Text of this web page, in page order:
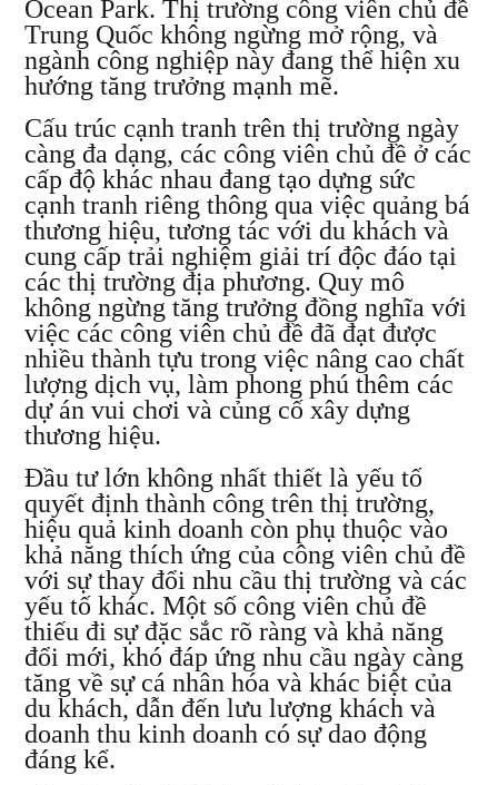
Ocean Park. Thị trường công viên chủ đề
Trung Quốc không ngừng mở rộng, và
ngành công nghiệp này đang thể hiện xu
hướng tăng trưởng mạnh mẽ.
Cấu trúc cạnh tranh trên thị trường ngày
càng đa dạng, các công viên chủ đề ở các
cấp độ khác nhau đang tạo dựng sức
cạnh tranh riêng thông qua việc quảng bá
thương hiệu, tương tác với du khách và
cung cấp trải nghiệm giải trí độc đáo tại
các thị trường địa phương. Quy mô
không ngừng tăng trưởng đồng nghĩa với
việc các công viên chủ đề đã đạt được
nhiều thành tựu trong việc nâng cao chất
lượng dịch vụ, làm phong phú thêm các
dự án vui chơi và củng cố xây dựng
thương hiệu.
Đầu tư lớn không nhất thiết là yếu tố
quyết định thành công trên thị trường,
hiệu quả kinh doanh còn phụ thuộc vào
khả năng thích ứng của công viên chủ đề
với sự thay đổi nhu cầu thị trường và các
yếu tố khác. Một số công viên chủ đề
thiếu đi sự đặc sắc rõ ràng và khả năng
đổi mới, khó đáp ứng nhu cầu ngày càng
tăng về sự cá nhân hóa và khác biệt của
du khách, dẫn đến lưu lượng khách và
doanh thu kinh doanh có sự dao động
đáng kể.